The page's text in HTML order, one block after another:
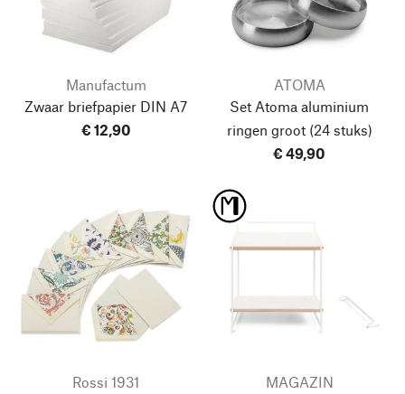
Manufactum
Zwaar briefpapier DIN A7
€ 12,90
ATOMA
Set Atoma aluminium
ringen groot(24 stuks)
€ 49,90
Rossi 1931
MAGAZIN